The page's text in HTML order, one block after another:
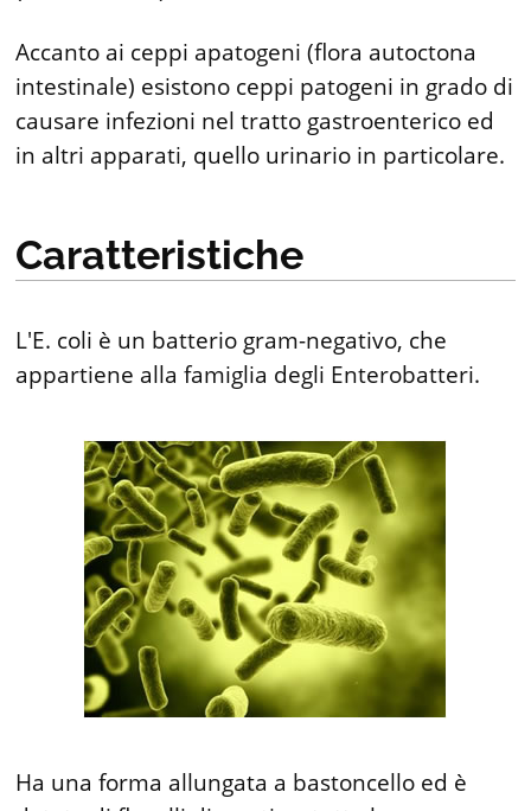
Accanto ai ceppi apatogeni (flora autoctona
intestinale) esistono ceppi patogeni in grado di
causare infezioni nel tratto gastroenterico ed
in altri apparati, quello urinario in particolare.
Caratteristiche
L'E. coli è un batterio gram-negativo, che
appartiene alla famiglia degli Enterobatteri.
Ha una forma allungata a bastoncello ed è